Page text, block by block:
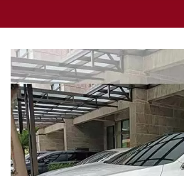
Marcas
De Reparo |
Frascos De
Personalizados